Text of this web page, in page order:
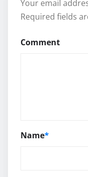
Your email
Required fields
Comment
Name*